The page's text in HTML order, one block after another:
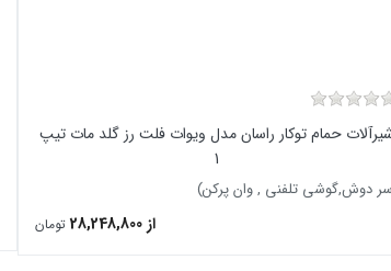
حمام توکار راسان مدل ویوات فلت رز گلد مات تیپ
1
دوش,گوشی تلفنی , وان پرکن)
از 28,248,800 تومان